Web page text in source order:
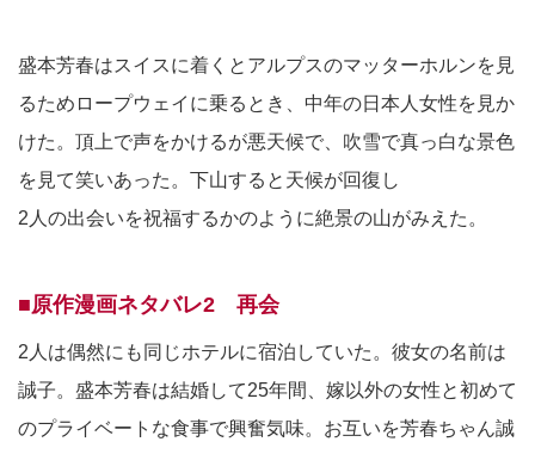
盛本芳春はスイスに着くとアルプスのマッターホルンを見
るためロープウェイに乗るとき、中年の日本人女性を見か
けた。頂上で声をかけるが悪天候で、吹雪で真っ白な景色
を見て笑いあった。下山すると天候が回復し
2人の出会いを祝福するかのように絶景の山がみえた。
■原作漫画ネタバレ2 再会
2人は偶然にも同じホテルに宿泊していた。彼女の名前は
誠子。盛本芳春は結婚して25年間、嫁以外の女性と初めて
のプライベートな食事で興奮気味。お互いを芳春ちゃん誠